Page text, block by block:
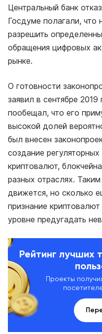
Центральный банк
Госдуме полагали,
разрешить
обращения цифровых
рынке.
О готовности
заявил в сентябре
пообещал, что его
высокой долей
был внесен
создание
криптовалют,
разных отраслях.
движется, но сколько
признание
уровне предугадать
Рейтинг лучших
Проекты